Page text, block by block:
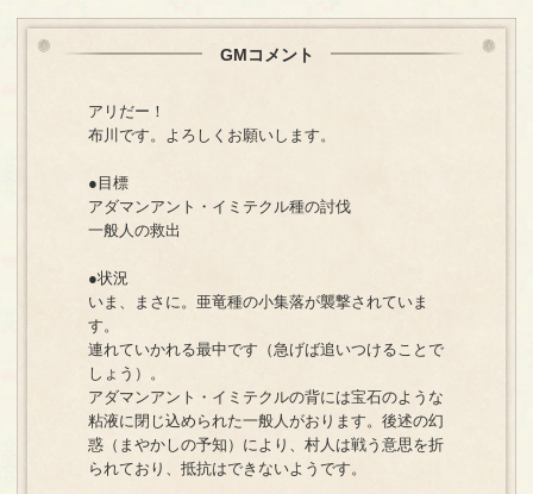
GMコメント
アリだー！
布川です。よろしくお願いします。
●目標
アダマンアント・イミテクル種の討伐
一般人の救出
●状況
いま、まさに。亜竜種の小集落が襲撃されていま
す。
連れていかれる最中です（急げば追いつけることで
しょう）。
アダマンアント・イミテクルの背には宝石のような
粘液に閉じ込められた一般人がおります。後述の幻
惑（まやかしの予知）により、村人は戦う意思を折
られており、抵抗はできないようです。